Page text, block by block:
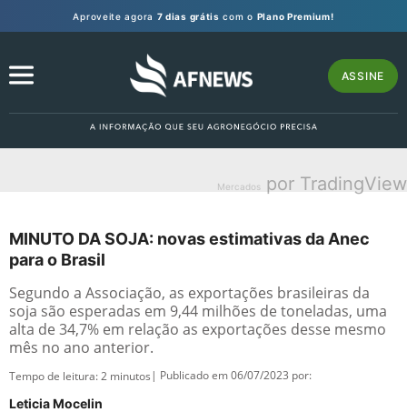
Aproveite agora 7 dias grátis com o Plano Premium!
ASSINE
Mercados por TradingView
MINUTO DA SOJA: novas estimativas da Anec
para o Brasil
Segundo a Associação, as exportações brasileiras da
soja são esperadas em 9,44 milhões de toneladas, uma
alta de 34,7% em relação as exportações desse mesmo
mês no ano anterior.
Tempo de leitura:2 minutos | Publicado em 06/07/2023 por:
Leticia Mocelin